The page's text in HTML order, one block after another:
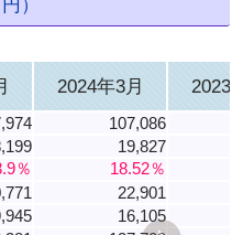
2024年3月 2023
107,086
19,827
％
18.52％
22,901
16,105